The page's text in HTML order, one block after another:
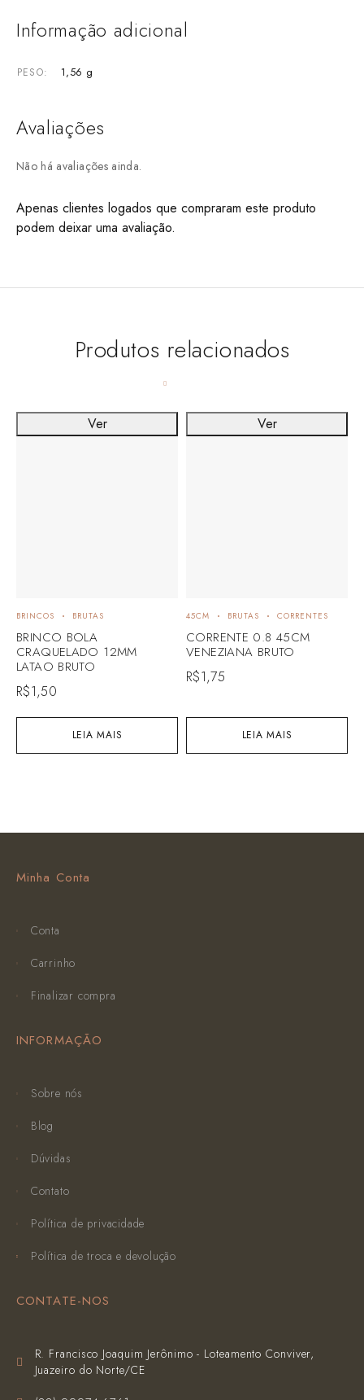
Informação adicional
PESO 1,56 g
Avaliações
Não há avaliações ainda.
Apenas clientes logados que compraram este produto
podem deixar uma avaliação.
Produtos relacionados
LEIA MAIS
BRINCOS BRUTAS
BRINCO BOLA
CRAQUELADO 12MM
LATAO BRUTO
R$1,50
Ver
LEIA MAIS
45CM BRUTAS CORRENTES
CORRENTE 0.8 45CM
VENEZIANA BRUTO
R$1,75
Ver
Minha Conta
Conta
Carrinho
Finalizar compra
INFORMAÇÃO
Sobre nós
Blog
Dúvidas
Contato
Política de privacidade
Política de troca e devolução
CONTATE-NOS
R. Francisco Joaquim Jerônimo - Loteamento Conviver,
Juazeiro do Norte/CE